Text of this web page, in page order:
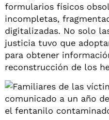
formularios físicos
incompletas,
digitalizadas. No solo
justicia tuvo que
para obtener
reconstrucción de los